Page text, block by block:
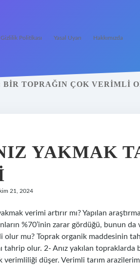
Gizlilik Politikası Yasal Uyarı Hakkımızda
BIR TOPRAĞIN ÇOK VERIMLI
YAKMAK
21, 2024
verimi artırır mı? Yapılan
%70’inin zarar gördüğü, bunun
olur mu? Toprak organik maddesinin
tahrip olur. 2- Anız yakılan
verimliliği düşer. Verimli tarım